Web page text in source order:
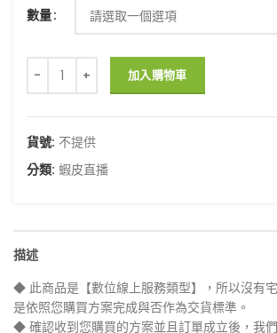
數量
蝦皮在線直播人數_90分鐘_ 數量
加入購物車
貨號: 不提供
分類: 蝦皮直播
描述
◆ 此商品是【數位線上服務類型】，所以沒有
是依照您購買方案完成與否作為交貨標準。
◆ 確認收到您購買的方案並且訂單成立後，我